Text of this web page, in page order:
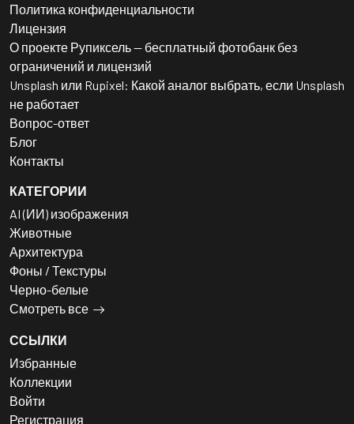
Политика конфиденциальности
Лицензия
О проекте Рупиксель — бесплатный фотобанк без
ограничений и лицензий
Unsplash или Rupixel: Какой аналог выбрать, если Unsplash
не работает
Вопрос-ответ
Блог
Контакты
КАТЕГОРИИ
AI (ИИ) изображения
Животные
Архитектура
Фоны / Текстуры
Черно-белые
Смотреть все
ССЫЛКИ
Избранные
Коллекции
Войти
Регистрация